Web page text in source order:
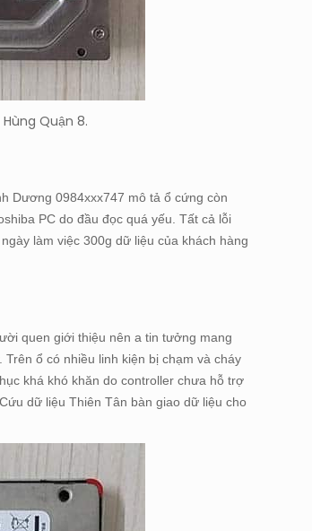
Quận 8.
Dương 0984xxx747 mô tả ổ cứng còn
PC do đầu đọc quá yếu. Tất cả lỗi
làm việc 300g dữ liệu của khách hàng
quen giới thiệu nên a tin tưởng mang
ổ có nhiều linh kiện bị chạm và cháy
khá khó khăn do controller chưa hỗ trợ
dữ liệu Thiên Tân bàn giao dữ liệu cho